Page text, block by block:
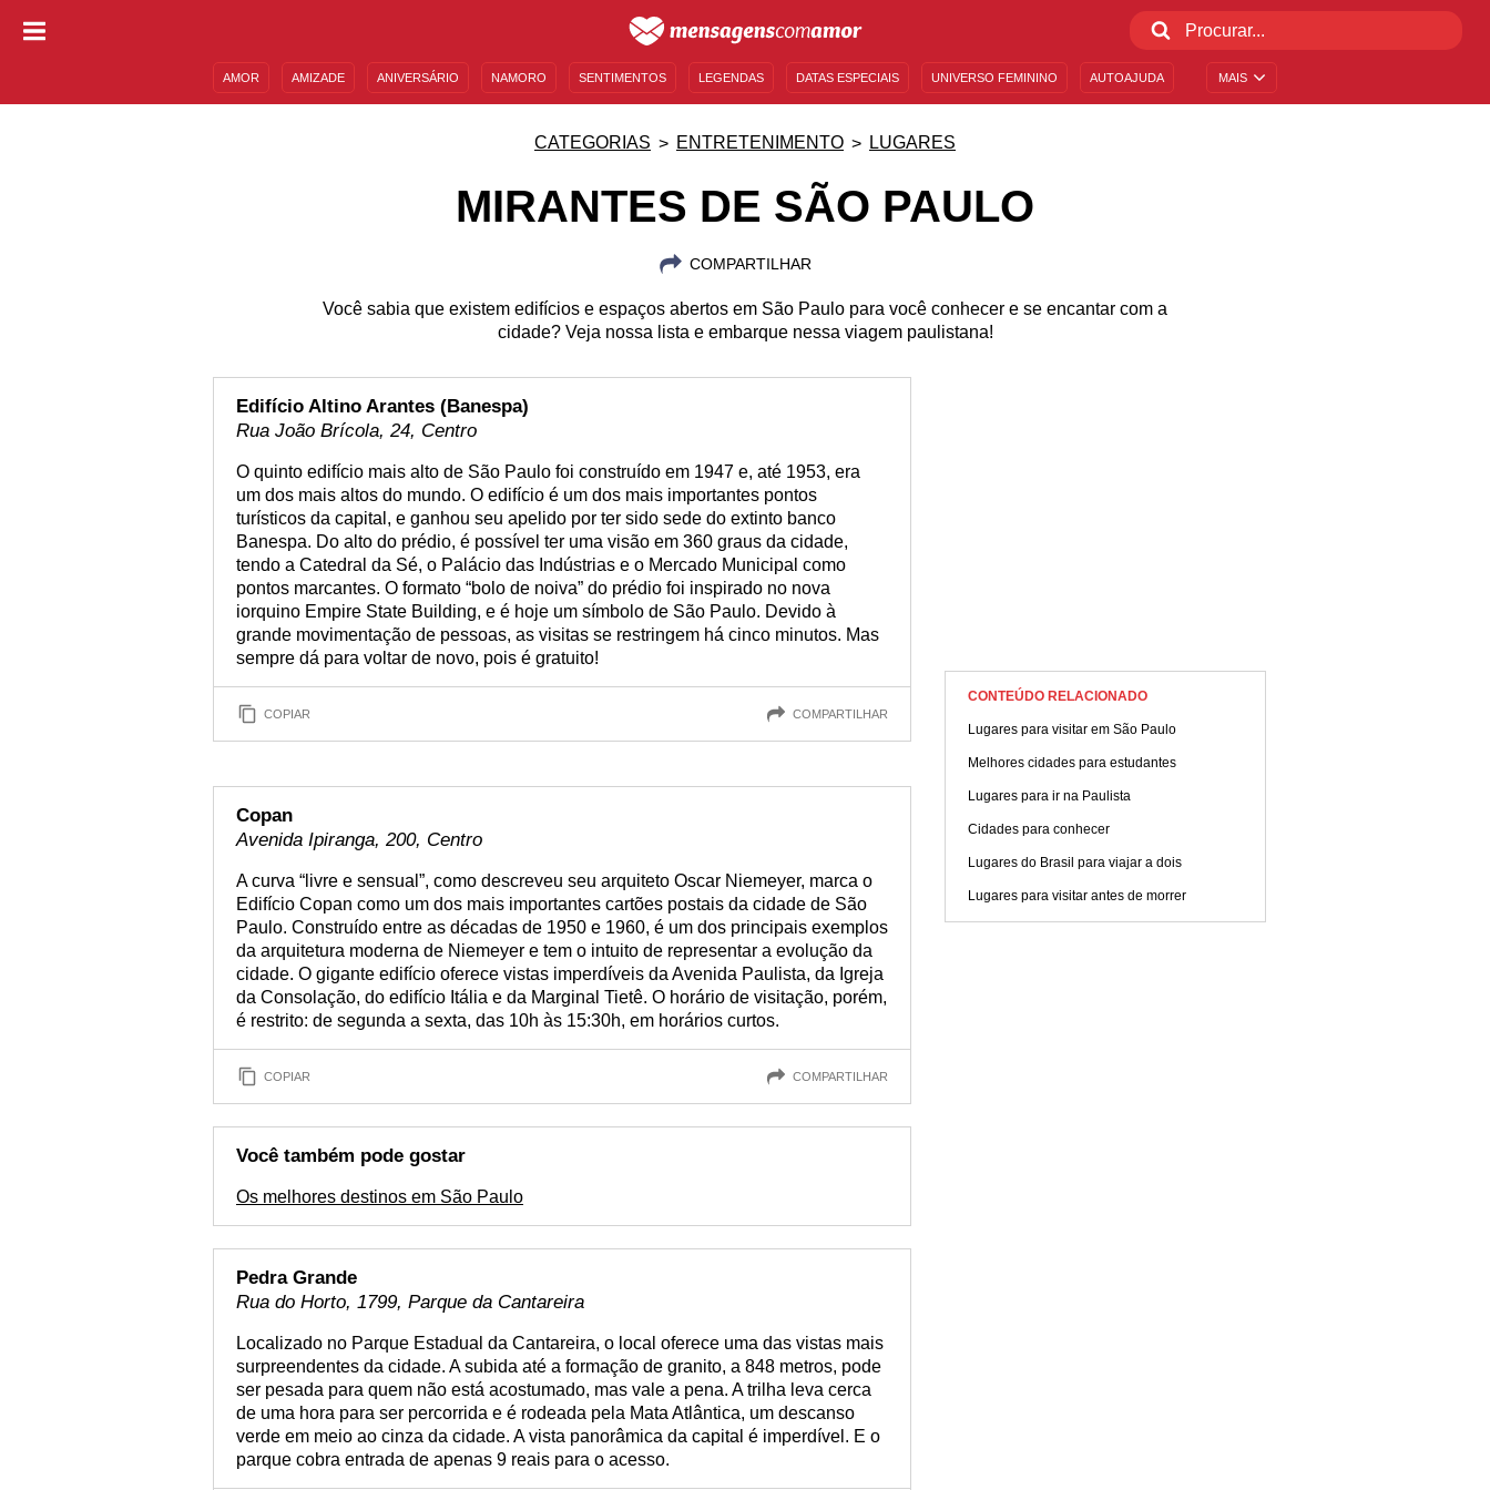
MAIS
AMOR AMIZADE ANIVERSÁRIO NAMORO SENTIMENTOS LEGENDAS DATAS ESPECIAIS UNIVERSO FEMININO AUTOAJUDA
CATEGORIAS ENTRETENIMENTO LUGARES
MIRANTES DE SÃO PAULO
COMPARTILHAR
Você sabia que existem edifícios e espaços abertos em São Paulo para você conhecer e se encantar com a
cidade? Veja nossa lista e embarque nessa viagem paulistana!
Edifício Altino Arantes (Banespa)
Rua João Brícola, 24, Centro
O quinto edifício mais alto de São Paulo foi construído em 1947 e, até 1953, era
um dos mais altos do mundo. O edifício é um dos mais importantes pontos
turísticos da capital, e ganhou seu apelido por ter sido sede do extinto banco
Banespa. Do alto do prédio, é possível ter uma visão em 360 graus da cidade,
tendo a Catedral da Sé, o Palácio das Indústrias e o Mercado Municipal como
pontos marcantes. O formato “bolo de noiva” do prédio foi inspirado no nova
iorquino Empire State Building, e é hoje um símbolo de São Paulo. Devido à
grande movimentação de pessoas, as visitas se restringem há cinco minutos. Mas
sempre dá para voltar de novo, pois é gratuito!
COPIAR COMPARTILHAR
Copan
Avenida Ipiranga, 200, Centro
A curva “livre e sensual”, como descreveu seu arquiteto Oscar Niemeyer, marca o
Edifício Copan como um dos mais importantes cartões postais da cidade de São
Paulo. Construído entre as décadas de 1950 e 1960, é um dos principais exemplos
da arquitetura moderna de Niemeyer e tem o intuito de representar a evolução da
cidade. O gigante edifício oferece vistas imperdíveis da Avenida Paulista, da Igreja
da Consolação, do edifício Itália e da Marginal Tietê. O horário de visitação, porém,
é restrito: de segunda a sexta, das 10h às 15:30h, em horários curtos.
COPIAR COMPARTILHAR
Você também pode gostar
Os melhores destinos em São Paulo
Pedra Grande
Rua do Horto, 1799, Parque da Cantareira
Localizado no Parque Estadual da Cantareira, o local oferece uma das vistas mais
surpreendentes da cidade. A subida até a formação de granito, a 848 metros, pode
ser pesada para quem não está acostumado, mas vale a pena. A trilha leva cerca
de uma hora para ser percorrida e é rodeada pela Mata Atlântica, um descanso
verde em meio ao cinza da cidade. A vista panorâmica da capital é imperdível. E o
parque cobra entrada de apenas 9 reais para o acesso.
CONTEÚDO RELACIONADO
Lugares para visitar em São Paulo
Melhores cidades para estudantes
Lugares para ir na Paulista
Cidades para conhecer
Lugares do Brasil para viajar a dois
Lugares para visitar antes de morrer